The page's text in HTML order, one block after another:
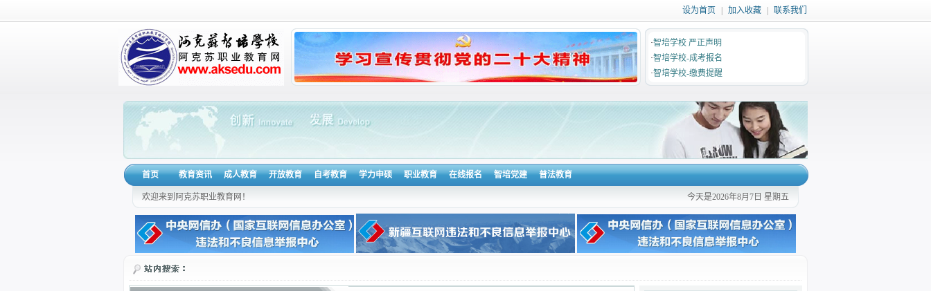
设为首页 加入收藏 联系我们
·智培学校 严正声明
·智培学校-成考报名
·智培学校-缴费提醒
首页 教育资讯 成人教育 开放教育 自考教育 学力申硕 职业教育 在线报名 智培党建 普法教育
今天是2026年8月7日 星期五
欢迎来到阿克苏职业教育网！